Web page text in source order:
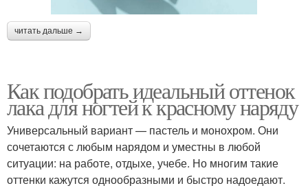
читать дальше →
Как подобрать идеальный оттенок
лака для ногтей к красному наряду
Универсальный вариант — пастель и монохром. Они
сочетаются с любым нарядом и уместны в любой
ситуации: на работе, отдыхе, учебе. Но многим такие
оттенки кажутся однообразными и быстро надоедают.